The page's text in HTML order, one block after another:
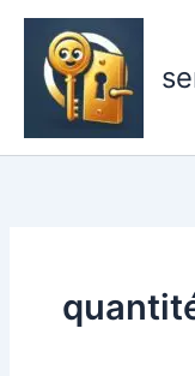
Aller
contenu